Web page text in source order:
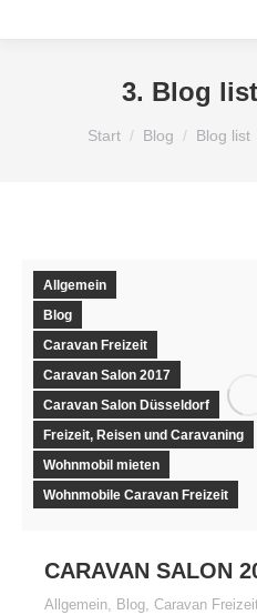
3. Blog
Sie befinden sich hier:
Start Blog Blog list
Allgemein
Blog
Caravan Freizeit
Caravan Salon 2017
Caravan Salon Düsseldorf
Freizeit, Reisen und Caravaning
Wohnmobil mieten
Wohnmobile Caravan Freizeit
CARAVAN SALON
Allgemein, Blog, Caravan